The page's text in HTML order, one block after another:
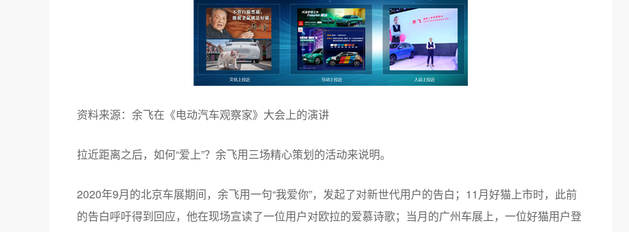
第一，确定了猫系文化，相当于获得并拉近了和“猫”相关的丰富的IP资源，如加菲猫、机器猫等；第二，
跟红；第三，创立全新人设，比如，余飞对客户的头衔就不再是“欧拉品牌营销总经理”，而是“喵星人研究